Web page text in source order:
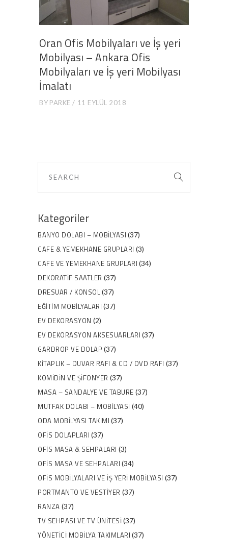
Oran Ofis Mobilyaları ve İş yeri
Mobilyası – Ankara Ofis
Mobilyaları ve İş yeri Mobilyası
İmalatı
BY PARKE 11 EYLÜL 2018
Kategoriler
BANYO DOLABI – MOBILYASI (37)
CAFE & YEMEKHANE GRUPLARI (3)
CAFE VE YEMEKHANE GRUPLARI (34)
DEKORATIF SAATLER (37)
DRESUAR / KONSOL(37)
EĞITIM MOBILYALARI (37)
EV DEKORASYON (2)
EV DEKORASYON AKSESUARLARI (37)
GARDROP VE DOLAP (37)
KITAPLIK – DUVAR RAFI & CD / DVD RAFI (37)
KOMIDIN VE ŞIFONYER (37)
MASA – SANDALYE VE TABURE (37)
MUTFAK DOLABI – MOBILYASI (40)
ODA MOBILYASI TAKIMI (37)
OFIS DOLAPLARI (37)
OFIS MASA & SEHPALARI (3)
OFIS MASA VE SEHPALARI (34)
OFIS MOBILYALARI VE İŞ YERI MOBILYASI (37)
PORTMANTO VE VESTIYER (37)
RANZA (37)
TV SEHPASI VE TV ÜNITESI (37)
YÖNETICI MOBILYA TAKIMLARI (37)